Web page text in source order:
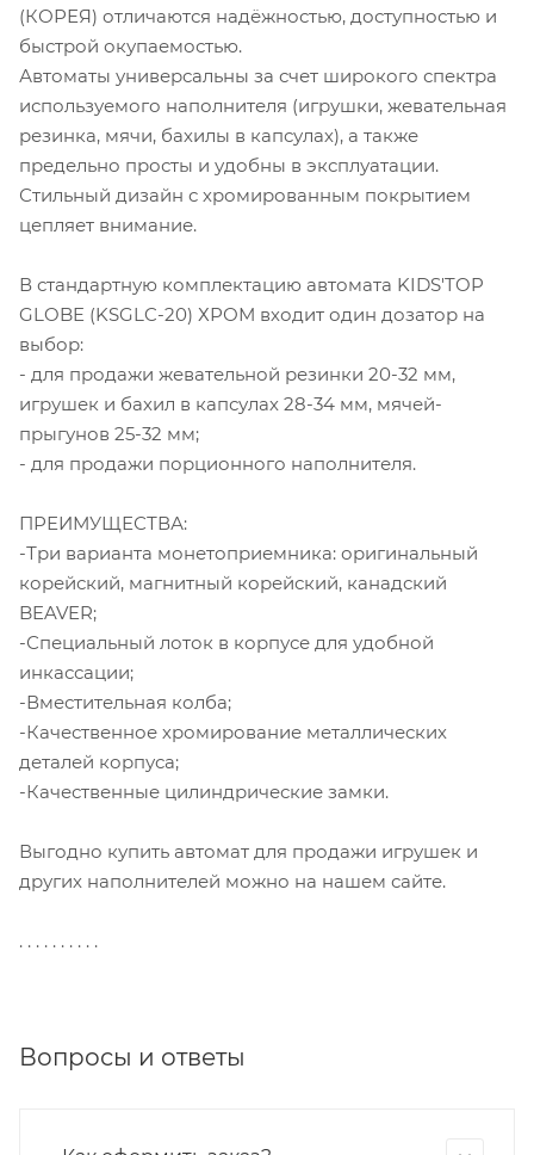
(КОРЕЯ) отличаются надёжностью, доступностью и
быстрой окупаемостью.
Автоматы универсальны за счет широкого спектра
используемого наполнителя (игрушки, жевательная
резинка, мячи, бахилы в капсулах), а также
предельно просты и удобны в эксплуатации.
Стильный дизайн с хромированным покрытием
цепляет внимание.
В стандартную комплектацию автомата KIDS'TOP
GLOBE (KSGLC-20) ХРОМ входит один дозатор на
выбор:
- для продажи жевательной резинки 20-32 мм,
игрушек и бахил в капсулах 28-34 мм, мячей-
прыгунов 25-32 мм;
- для продажи порционного наполнителя.
ПРЕИМУЩЕСТВА:
-Три варианта монетоприемника: оригинальный
корейский, магнитный корейский, канадский
BEAVER;
-Специальный лоток в корпусе для удобной
инкассации;
-Вместительная колба;
-Качественное хромирование металлических
деталей корпуса;
-Качественные цилиндрические замки.
Выгодно купить автомат для продажи игрушек и
других наполнителей можно на нашем сайте.
. . . . . . . . . .
Вопросы и ответы